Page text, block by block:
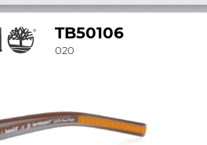
TB50106
020